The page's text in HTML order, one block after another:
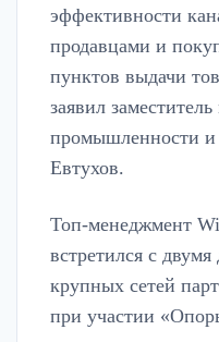
эффективности
продавцами и
пунктов выдачи
заявил
промышленности и
Евтухов.
Топ-менеджмент
встретился с
крупных сетей
при участии